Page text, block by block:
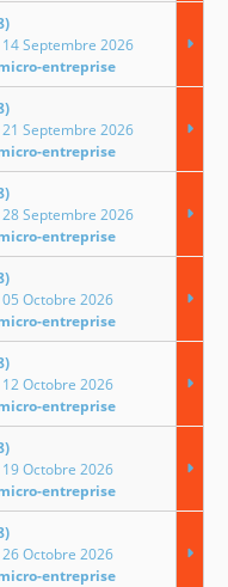
Septembre 2026
entreprise
Septembre 2026
entreprise
Septembre 2026
entreprise
Octobre 2026
entreprise
Octobre 2026
entreprise
Octobre 2026
entreprise
Octobre 2026
entreprise